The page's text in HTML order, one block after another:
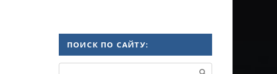
ПОИСК ПО САЙТУ: